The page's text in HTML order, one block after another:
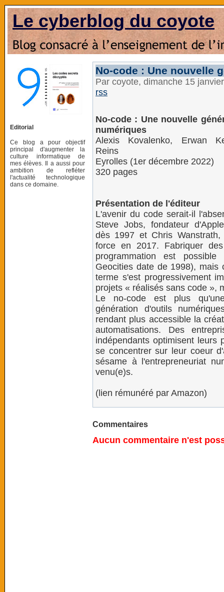
Le cyberblog du coyote
Editorial
Ce blog a pour objectif
principal d'augmenter la
culture informatique de
mes élèves. Il a aussi pour
ambition de refléter
l'actualité technologique
dans ce domaine.
No-code : Une nouvelle
Par coyote, dimanche 15
rss
No-code : Une nouvelle
numériques
Alexis Kovalenko, Erwan
Reins
Eyrolles (1er décembre 2022)
320 pages
Présentation de l'éditeur
L'avenir du code serait-il
Steve Jobs, fondateur
dès 1997 et Chris
force en 2017. Fabriquer
programmation est
Geocities date de 1998), mais
terme s'est progressivement
projets « réalisés sans code »,
Le no-code est plus
génération d'outils
rendant plus accessible la
automatisations. Des
indépendants optimisent leurs
se concentrer sur leur coeur
sésame à l'entrepreneuriat
venu(e)s.
(lien rémunéré par Amazon)
Commentaires
Aucun commentaire n'est